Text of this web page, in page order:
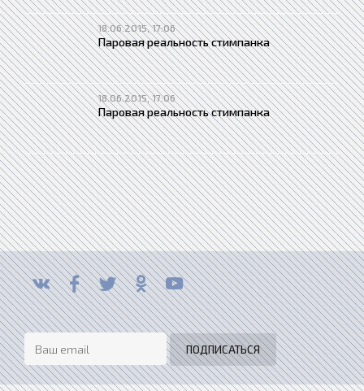
18.06.2015, 17:06
Паровая реальность стимпанка
18.06.2015, 17:06
Паровая реальность стимпанка